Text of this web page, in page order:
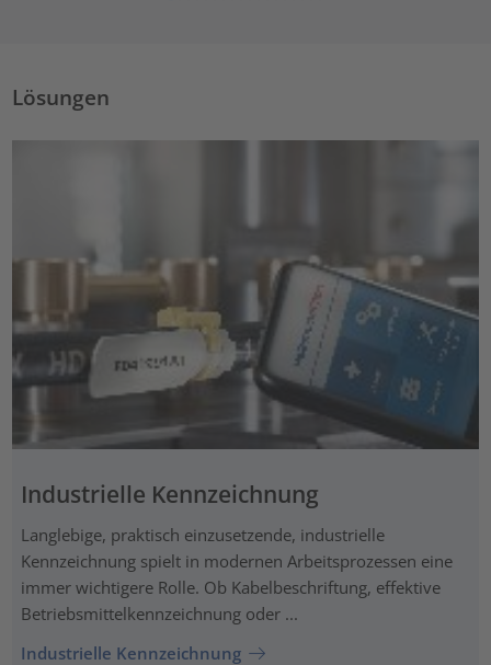
Lösungen
Industrielle Kennzeichnung
Langlebige, praktisch einzusetzende, industrielle
Kennzeichnung spielt in modernen Arbeitsprozessen eine
immer wichtigere Rolle. Ob Kabelbeschriftung, effektive
Betriebsmittelkennzeichnung oder ...
Industrielle Kennzeichnung